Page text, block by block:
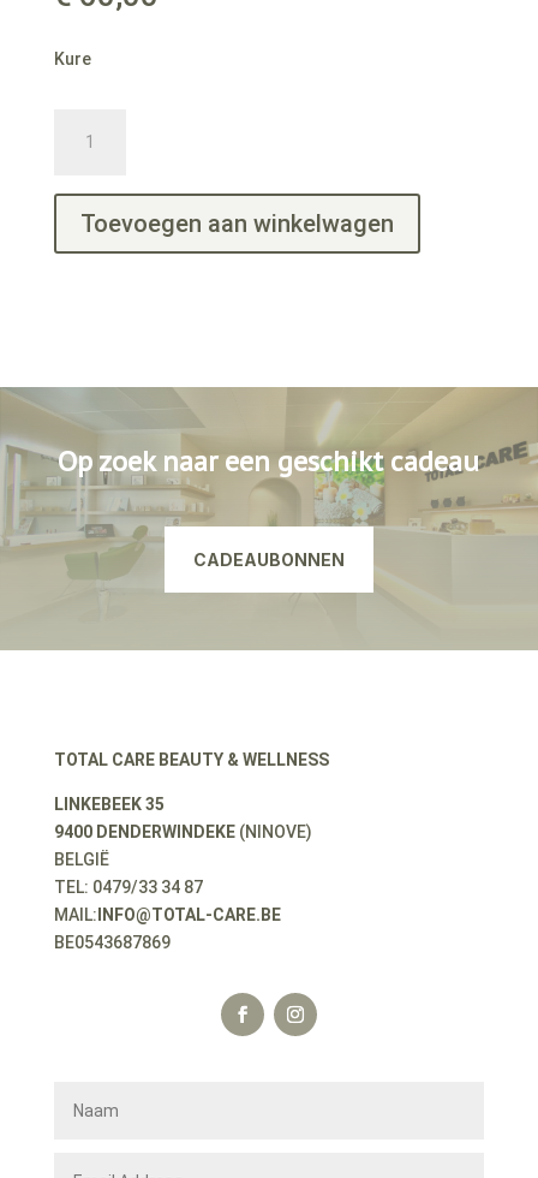
Kure
aantal
Toevoegen aan winkelwagen
Op zoek naar een geschikt cadeau
CADEAUBONNEN
TOTAL CARE BEAUTY & WELLNESS
LINKEBEEK 35
9400 DENDERWINDEKE(NINOVE)
BELGIË
TEL: 0479/33 34 87
MAIL: INFO@TOTAL-CARE.BE
BE0543687869